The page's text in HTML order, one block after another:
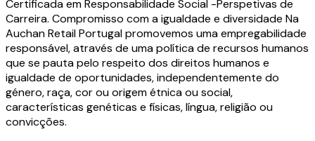
Certificada em Responsabilidade Social -Perspetivas de
Carreira. Compromisso com a igualdade e diversidade Na
Auchan Retail Portugal promovemos uma empregabilidade
responsável, através de uma política de recursos humanos
que se pauta pelo respeito dos direitos humanos e
igualdade de oportunidades, independentemente do
género, raça, cor ou origem étnica ou social,
características genéticas e físicas, língua, religião ou
convicções.